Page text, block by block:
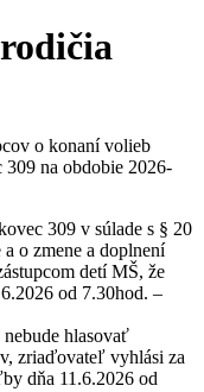
o konaní volieb
na obdobie 2026-
309 v súlade s § 20
o zmene a doplnení
detí MŠ, že
od 7.30hod. –
hlasovať
zriaďovateľ vyhlási za
dňa 11.6.2026 od